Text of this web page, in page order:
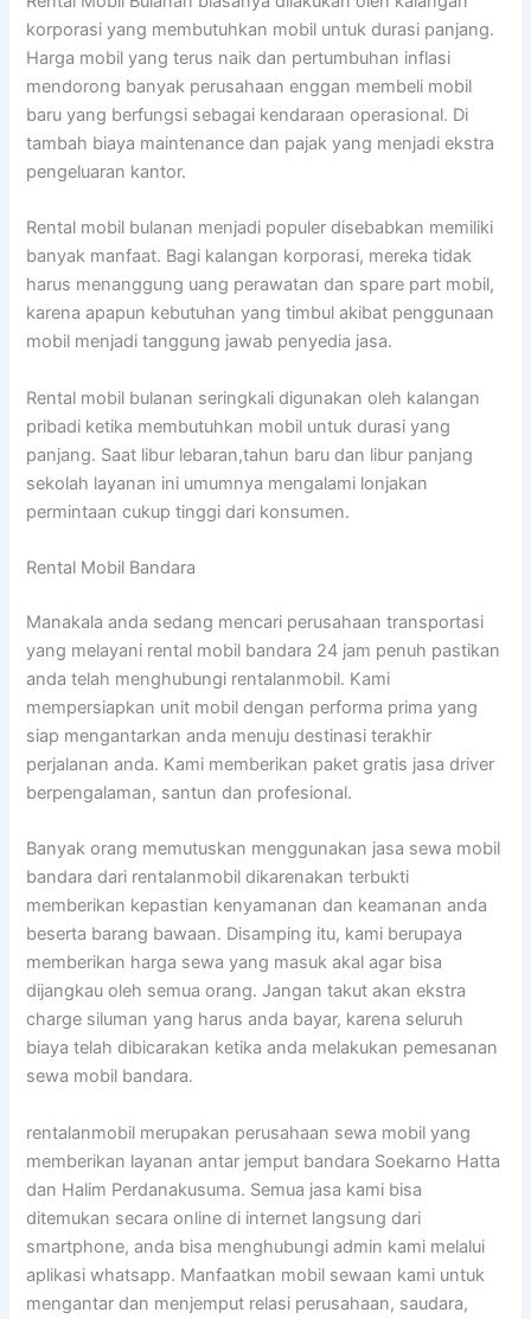
korporasi yang membutuhkan mobil untuk durasi panjang.
Harga mobil yang terus naik dan pertumbuhan inflasi
mendorong banyak perusahaan enggan membeli mobil
baru yang berfungsi sebagai kendaraan operasional. Di
tambah biaya maintenance dan pajak yang menjadi ekstra
pengeluaran kantor.
Rental mobil bulanan menjadi populer disebabkan memiliki
banyak manfaat. Bagi kalangan korporasi, mereka tidak
harus menanggung uang perawatan dan spare part mobil,
karena apapun kebutuhan yang timbul akibat penggunaan
mobil menjadi tanggung jawab penyedia jasa.
Rental mobil bulanan seringkali digunakan oleh kalangan
pribadi ketika membutuhkan mobil untuk durasi yang
panjang. Saat libur lebaran,tahun baru dan libur panjang
sekolah layanan ini umumnya mengalami lonjakan
permintaan cukup tinggi dari konsumen.
Rental Mobil Bandara
Manakala anda sedang mencari perusahaan transportasi
yang melayani rental mobil bandara 24 jam penuh pastikan
anda telah menghubungi rentalanmobil. Kami
mempersiapkan unit mobil dengan performa prima yang
siap mengantarkan anda menuju destinasi terakhir
perjalanan anda. Kami memberikan paket gratis jasa driver
berpengalaman, santun dan profesional.
Banyak orang memutuskan menggunakan jasa sewa mobil
bandara dari rentalanmobil dikarenakan terbukti
memberikan kepastian kenyamanan dan keamanan anda
beserta barang bawaan. Disamping itu, kami berupaya
memberikan harga sewa yang masuk akal agar bisa
dijangkau oleh semua orang. Jangan takut akan ekstra
charge siluman yang harus anda bayar, karena seluruh
biaya telah dibicarakan ketika anda melakukan pemesanan
sewa mobil bandara.
rentalanmobil merupakan perusahaan sewa mobil yang
memberikan layanan antar jemput bandara Soekarno Hatta
dan Halim Perdanakusuma. Semua jasa kami bisa
ditemukan secara online di internet langsung dari
smartphone, anda bisa menghubungi admin kami melalui
aplikasi whatsapp. Manfaatkan mobil sewaan kami untuk
mengantar dan menjemput relasi perusahaan, saudara,